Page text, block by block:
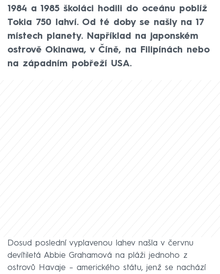
1984 a 1985 školáci hodili do oceánu poblíž
Tokia 750 lahví. Od té doby se našly na 17
místech planety. Například na japonském
ostrově Okinawa, v Číně, na Filipínách nebo
na západním pobřeží USA.
Dosud poslední vyplavenou lahev našla v červnu
devítiletá Abbie Grahamová na pláži jednoho z
ostrovů Havaje – amerického státu, jenž se nachází